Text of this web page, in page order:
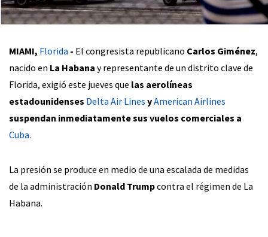
MIAMI, Florida - El congresista republicano Carlos Giménez,
nacido en La Habana y representante de un distrito clave de
Florida, exigió este jueves que las aerolíneas
estadounidenses Delta Air Lines yAmerican Airlines
suspendan inmediatamente sus vuelos comerciales a
Cuba.
La presión se produce en medio de una escalada de medidas
de la administración Donald Trumpcontra el régimen de La
Habana.